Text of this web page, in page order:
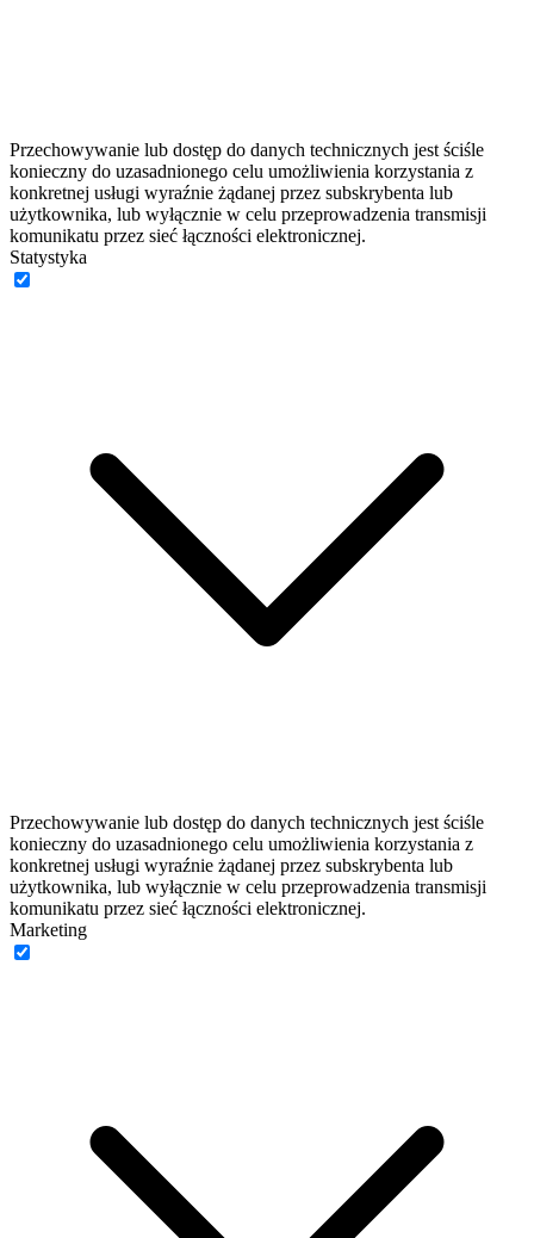
Przechowywanie lub dostęp do danych technicznych jest ściśle
konieczny do uzasadnionego celu umożliwienia korzystania z
konkretnej usługi wyraźnie żądanej przez subskrybenta lub
użytkownika, lub wyłącznie w celu przeprowadzenia transmisji
komunikatu przez sieć łączności elektronicznej.
Statystyka
Przechowywanie lub dostęp do danych technicznych jest ściśle
konieczny do uzasadnionego celu umożliwienia korzystania z
konkretnej usługi wyraźnie żądanej przez subskrybenta lub
użytkownika, lub wyłącznie w celu przeprowadzenia transmisji
komunikatu przez sieć łączności elektronicznej.
Marketing